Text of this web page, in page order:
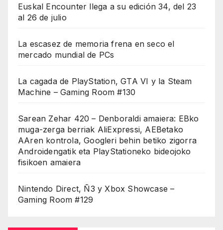
Euskal Encounter llega a su edición 34, del 23
al 26 de julio
La escasez de memoria frena en seco el
mercado mundial de PCs
La cagada de PlayStation, GTA VI y la Steam
Machine – Gaming Room #130
Sarean Zehar 420 – Denboraldi amaiera: EBko
muga-zerga berriak AliExpressi, AEBetako
AAren kontrola, Googleri behin betiko zigorra
Androidengatik eta PlayStationeko bideojoko
fisikoen amaiera
Nintendo Direct, Ñ3 y Xbox Showcase –
Gaming Room #129